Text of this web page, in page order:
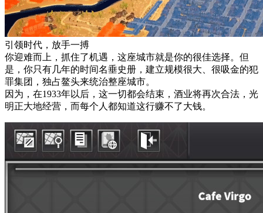
引领时代，放手一搏
你迎难而上，抓住了机遇，这座城市就是你的很佳选择。但
是，你只有几年的时间名垂史册，建立规模很大、很吸金的犯
罪集团，独占鳌头来统治整座城市。
因为，在1933年以后，这一切都会结束，酒业将再次合法，光
明正大地经营，而每个人都知道这行赚不了大钱。